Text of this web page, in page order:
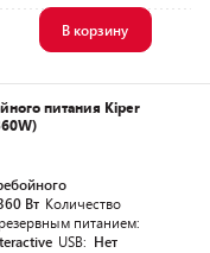
В корзину
питания Kiper
Вт Количество
питанием:
USB: Нет